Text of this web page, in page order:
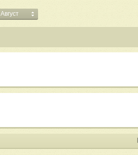
Август